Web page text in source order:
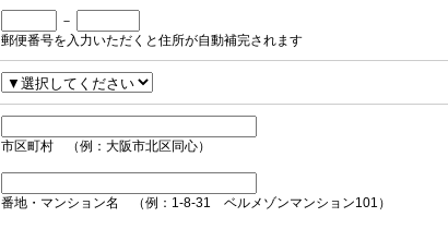
－
郵便番号を入力いただくと住所が自動補完されます
市区町村 （例：大阪市北区同心）
番地・マンション名 （例：1-8-31 ベルメゾンマンション101）